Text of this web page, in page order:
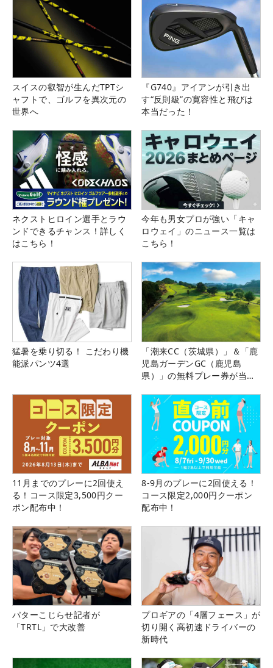
スイスの叡智が生んだTPTシ
ャフトで、ゴルフを異次元の
世界へ
『G740』アイアンが引き出
す“反則級”の寛容性と飛びは
本当だった！
ネクストヒロイン選手とラウ
ンドできるチャンス！詳しく
はこちら！
今年も男女プロが強い「キャ
ロウェイ」のニュース一覧は
こちら！
猛暑を乗り切る！ こだわり機
能派パンツ4選
「潮来CC（茨城県）」＆「鹿
児島ガーデンGC（鹿児島
県）」の無料プレー券が当た
11月までのプレーに2回使え
る！コース限定3,500円クー
ポン配布中！
8-9月のプレーに2回使える！
コース限定2,000円クーポン
配布中！
パターこじらせ記者が
「TRTL」で大改善
プロギアの「4層フェース」が
切り開く高初速ドライバーの
新時代